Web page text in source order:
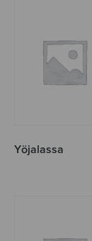
Yöjalassa